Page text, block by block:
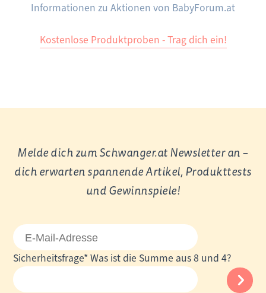
Informationen zu Aktionen von BabyForum.at
Kostenlose Produktproben - Trag dich ein!
Melde dich zum Schwanger.at Newsletter an –
dich erwarten spannende Artikel, Produkttests
und Gewinnspiele!
E-
Mail-
Adresse
Pflichtfeld
Sicherheitsfrage* Was ist die Summe aus 8 und 4?